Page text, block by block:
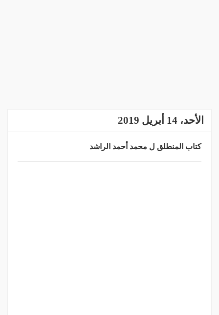
الأحد، 14 أبريل 2019
كتاب المنطلق ل محمد أحمد الراشد